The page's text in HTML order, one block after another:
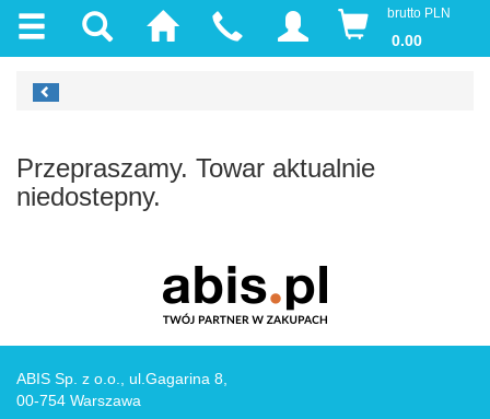
brutto PLN
0.00
Przepraszamy. Towar aktualnie
niedostepny.
ABIS Sp. z o.o., ul.Gagarina 8,
00-754 Warszawa